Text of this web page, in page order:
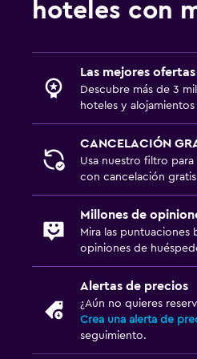
Desayuno en la habitación
La comida se puede entregar
Mesa de comedor
Limpieza diaria
Botiquín de primeros auxilios
Cámaras CCTV en zonas
Cámaras CCTV en el exterior
Estacionamiento y transporte
hoteles con
Las mejores
Descubre más de 3
hoteles y
CANCELACIÓN
Usa nuestro filtro
con cancelación
Millones de
Mira las puntuaciones
opiniones de
Alertas de precios
¿Aún no quieres
Crea una alerta de
seguimiento.